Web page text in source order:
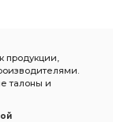
продукции,
талоны и